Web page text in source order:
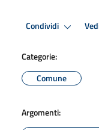
Condividi
Categorie:
Comune
Argomenti: